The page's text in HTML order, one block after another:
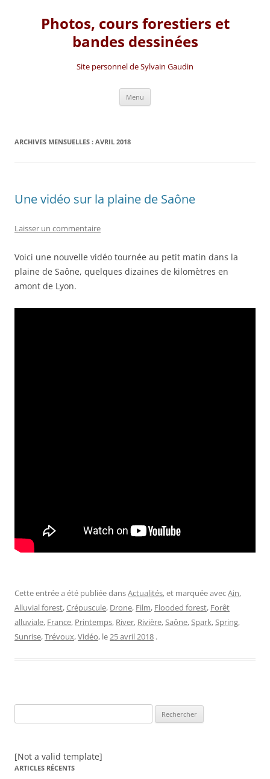
Photos, cours forestiers et
bandes dessinées
Site personnel de Sylvain Gaudin
Menu
ARCHIVES MENSUELLES : AVRIL 2018
Une vidéo sur la plaine de Saône
Laisser un commentaire
Voici une nouvelle vidéo tournée au petit matin dans la
plaine de Saône, quelques dizaines de kilomètres en
amont de Lyon.
Cette entrée a été publiée dansActualités, et marquée avecAin,
Alluvial forest,Crépuscule, Drone, Film, Flooded forest, Forêt
alluviale, France, Printemps, River, Rivière,Saône,Spark,Spring,
Sunrise,Trévoux,Vidéo, le25 avril 2018 .
[Not a valid template]
ARTICLES RÉCENTS